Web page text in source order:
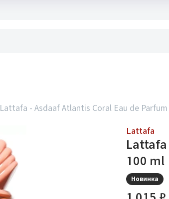
Lattafa - Asdaaf Atlantis Coral Eau de Parfum
Lattafa
Lattafa
100 ml
Новинка